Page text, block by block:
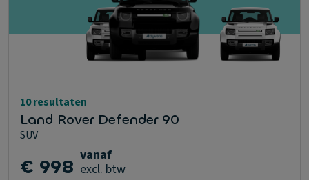
10 resultaten
Land Rover Defender 90
SUV
€ 998 vanaf
excl. btw